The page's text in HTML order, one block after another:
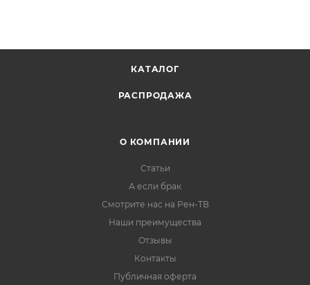
КАТАЛОГ
РАСПРОДАЖА
О КОМПАНИИ
Статьи
А если брак
Смотрите нас на Рен-ТВ
Наши преимущества
Отзывы
Контакты
Публичная оферта